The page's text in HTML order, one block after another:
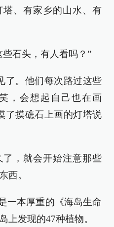
、有家乡的山水、有
石头，有人看吗？”
了。他们每次路过这些
，会想起自己也在画
了摸礁石上画的灯塔说
，就会开始注意那些
西。
一本厚重的《海岛生命
上发现的47种植物。